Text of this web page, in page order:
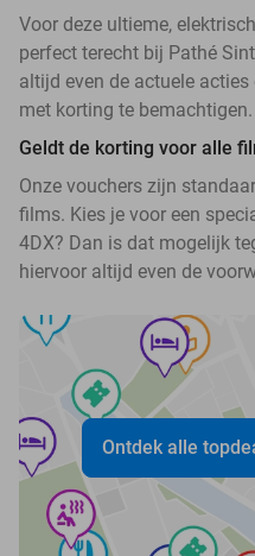
Voor deze ultieme,
perfect terecht bij Pathé
altijd even de actuele
met korting te bemachtigen.
Geldt de korting voor alle
Onze vouchers zijn
films. Kies je voor een
4DX? Dan is dat mogelijk
hiervoor altijd even de
Ontdek alle